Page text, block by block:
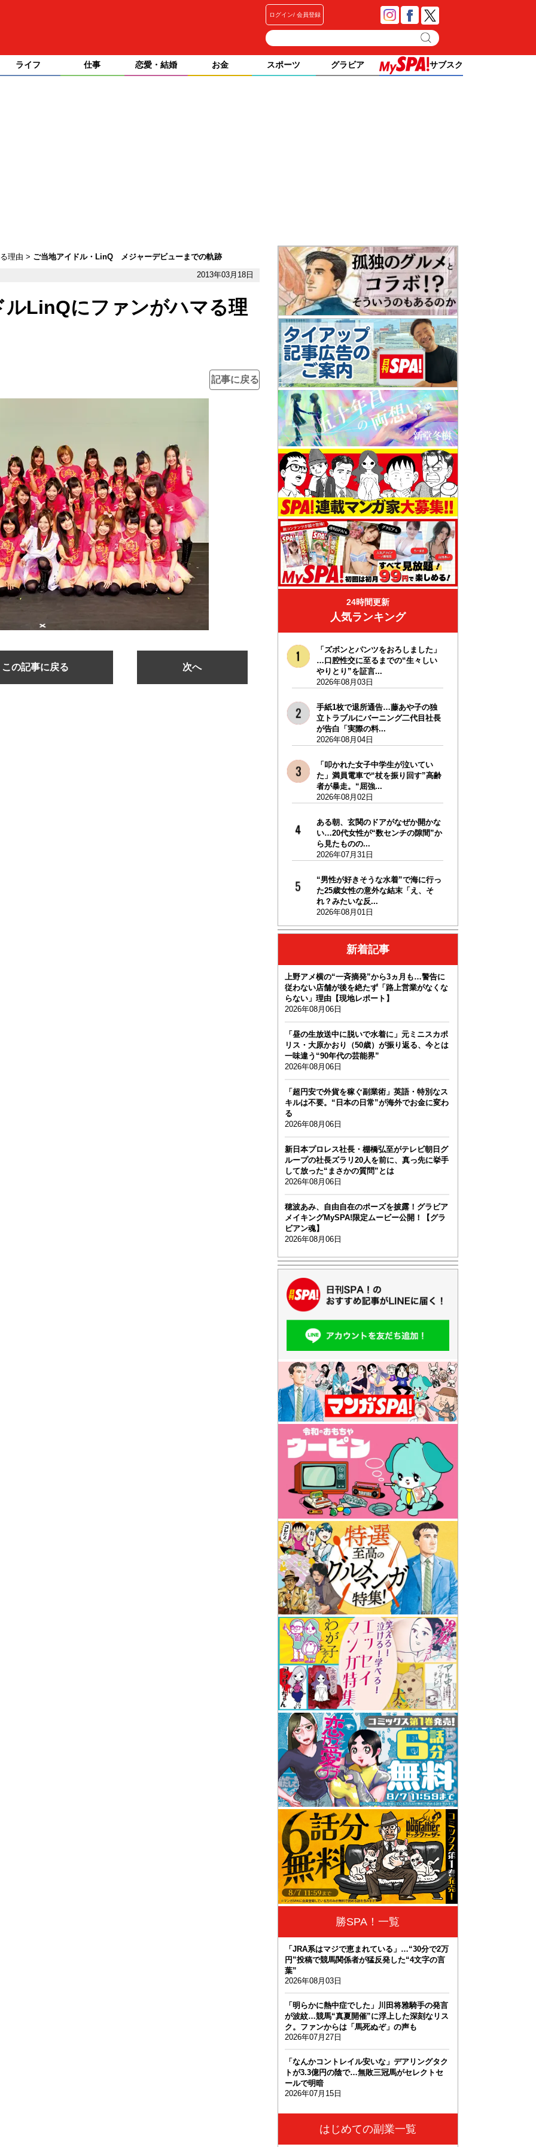
ログイン 会員登録
ライフ 仕事 恋愛・結婚 お金 スポーツ グラビア サブスク
理由
ご当地アイドル・LinQ メジャーデビューまでの軌跡
2013年03月18日
LinQにファンがハマる理
記事に戻る
この記事に戻る 次へ
24時間更新
人気ランキング
「ズボンとパンツをおろしました」
…口腔性交に至るまでの“生々しい
やりとり”を証言...
2026年08月03日
手紙1枚で退所通告…藤あや子の独
立トラブルにバーニング二代目社長
が告白「実際の料...
2026年08月04日
「叩かれた女子中学生が泣いてい
た」満員電車で“杖を振り回す”高齢
者が暴走。“屈強...
2026年08月02日
ある朝、玄関のドアがなぜか開かな
い…20代女性が“数センチの隙間”か
ら見たものの...
2026年07月31日
“男性が好きそうな水着”で海に行っ
た25歳女性の意外な結末「え、そ
れ？みたいな反...
2026年08月01日
新着記事
上野アメ横の“一斉摘発”から3ヵ月も…警告に
従わない店舗が後を絶たず「路上営業がなくな
らない」理由【現地レポート】
2026年08月06日
「昼の生放送中に脱いで水着に」元ミニスカポ
リス・大原かおり（50歳）が振り返る、今とは
一味違う“90年代の芸能界”
2026年08月06日
「超円安で外貨を稼ぐ副業術」英語・特別なス
キルは不要。“日本の日常”が海外でお金に変わ
る
2026年08月06日
新日本プロレス社長・棚橋弘至がテレビ朝日グ
ループの社長ズラリ20人を前に、真っ先に挙手
して放った“まさかの質問”とは
2026年08月06日
穂波あみ、自由自在のポーズを披露！グラビア
メイキングMySPA!限定ムービー公開！【グラ
ビアン魂】
2026年08月06日
勝SPA！一覧
「JRA系はマジで恵まれている」…“30分で2万
円”投稿で競馬関係者が猛反発した“4文字の言
葉”
2026年08月03日
「明らかに熱中症でした」川田将雅騎手の発言
が波紋…競馬“真夏開催”に浮上した深刻なリス
ク。ファンからは「馬死ぬぞ」の声も
2026年07月27日
「なんかコントレイル安いな」デアリングタク
トが3.3億円の陰で…無敗三冠馬がセレクトセ
ールで明暗
2026年07月15日
はじめての副業一覧